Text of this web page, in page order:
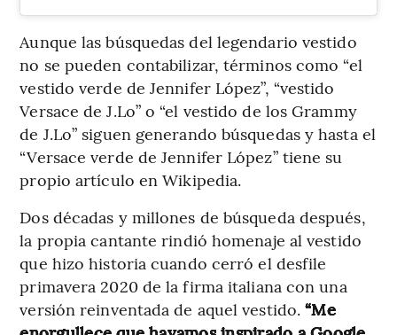
Aunque las búsquedas del legendario vestido
no se pueden contabilizar, términos como “el
vestido verde de Jennifer López”, “vestido
Versace de J.Lo” o “el vestido de los Grammy
de J.Lo” siguen generando búsquedas y hasta el
“Versace verde de Jennifer López” tiene su
propio artículo en Wikipedia.
Dos décadas y millones de búsqueda después,
la propia cantante rindió homenaje al vestido
que hizo historia cuando cerró el desfile
primavera 2020 de la firma italiana con una
versión reinventada de aquel vestido.“Me